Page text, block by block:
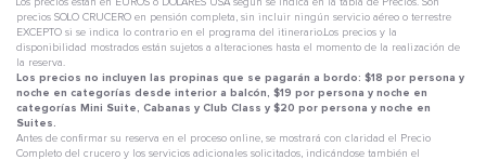
Los precios están en EUROS o DÓLARES USA según se indica en la tabla de Precios. Son
precios SOLO CRUCERO en pensión completa, sin incluir ningún servicio aéreo o terrestre
EXCEPTO si se indica lo contrario en el programa del itinerario.Los precios y la
disponibilidad mostrados están sujetos a alteraciones hasta el momento de la realización de
la reserva.
Los precios no incluyen las propinas que se pagarán a bordo: $18 por persona y
noche en categorías desde interior a balcón, $19 por persona y noche en
categorías Mini Suite, Cabanas y Club Class y $20 por persona y noche en
Suites.
Antes de confirmar su reserva en el proceso online, se mostrará con claridad el Precio
Completo del crucero y los servicios adicionales solicitados, indicándose también el